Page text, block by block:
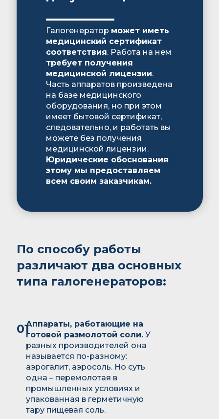
Галогенератор может иметь
медицинский сертификат
соответствия. Работа на нем
требует получения
медицинской лицензии.
Часть аппаратов произведена
на базе медицинского
оборудования, но при этом
имеет бытовой сертификат,
следовательно, и работать вы
можете без получения
медицинской лицензии.
Юридические обоснования
этому мы предоставляем
всем своим заказчикам.
По способу работы
различают два основных
типа галогенераторов:
01Аппараты, работающие на
готовой размолотой соли.У
разных производителей она
называется по-разному:
аэрогалит, аэросоль. Но суть
одна – перемолотая в
промышленных условиях и
упакованная в герметичную
тару пищевая соль.